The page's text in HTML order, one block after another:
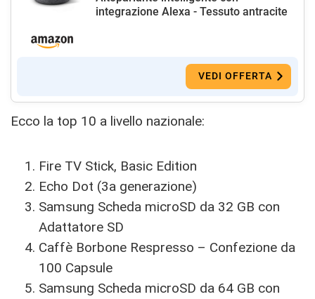
integrazione Alexa - Tessuto antracite
VEDI OFFERTA
Ecco la top 10 a livello nazionale:
Fire TV Stick, Basic Edition
Echo Dot (3a generazione)
Samsung Scheda microSD da 32 GB con
Adattatore SD
Caffè Borbone Respresso – Confezione da
100 Capsule
Samsung Scheda microSD da 64 GB con